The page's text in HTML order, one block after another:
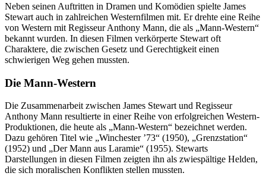
Neben seinen Auftritten in Dramen und Komödien spielte James
Stewart auch in zahlreichen Westernfilmen mit. Er drehte eine Reihe
von Western mit Regisseur Anthony Mann, die als „Mann-Western“
bekannt wurden. In diesen Filmen verkörperte Stewart oft
Charaktere, die zwischen Gesetz und Gerechtigkeit einen
schwierigen Weg gehen mussten.
Die Mann-Western
Die Zusammenarbeit zwischen James Stewart und Regisseur
Anthony Mann resultierte in einer Reihe von erfolgreichen Western-
Produktionen, die heute als „Mann-Western“ bezeichnet werden.
Dazu gehören Titel wie „Winchester ’73“ (1950), „Grenzstation“
(1952) und „Der Mann aus Laramie“ (1955). Stewarts
Darstellungen in diesen Filmen zeigten ihn als zwiespältige Helden,
die sich moralischen Konflikten stellen mussten.